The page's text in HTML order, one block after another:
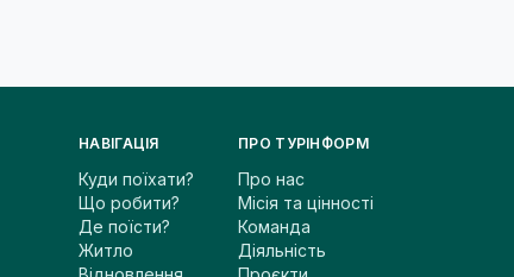
НАВІГАЦІЯ
Куди поїхати?
Що робити?
Де поїсти?
Житло
ПРО ТУРІНФОРМ
Про нас
Місія та цінності
Команда
Діяльність